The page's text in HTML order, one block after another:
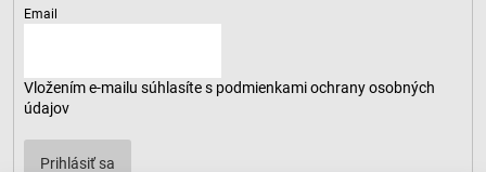
Email
Vložením e-mailu súhlasíte s podmienkami ochrany osobných
údajov
Prihlásiť sa